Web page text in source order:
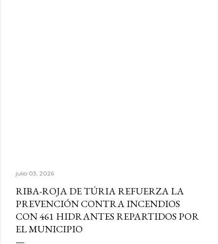
julio 03, 2026
RIBA-ROJA DE TÚRIA REFUERZA LA
PREVENCIÓN CONTRA INCENDIOS
CON 461 HIDRANTES REPARTIDOS POR
EL MUNICIPIO